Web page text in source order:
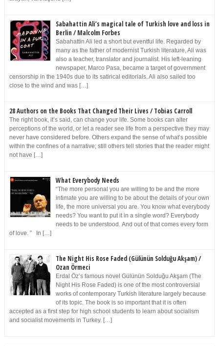
Sabahattin Ali’s magical tale of Turkish love and loss in
Berlin / Malcolm Forbes
Sabahattin Ali led a short but eventful life. Regarded by
many as the father of modernist Turkish literature, Ali was
also a teacher, translator and journalist. His left-leaning
newspaper, Marco Pasa, became a target of government
censorship in the 1940s due to its satirical editorials. Ali also sailed too
close to the wind and was […]
28 Authors on the Books That Changed Their Lives / Tobias Carroll
The right book, it’s said, can change your life. Some books can alter
perceptions of the world, or let a reader see life from a perspective they may
never have considered before. Others expand the sense of what’s possible
within the confines of a narrative; still others tell stories that the reader might
not have […]
What Everybody Needs
“The more personal you are willing to be and the more
intimate you are willing to be about the details of your own
life, the more universal you are. You know what everybody
needs? You want to put it in a single word? Everybody
needs to be understood. And out of that comes every form
of love. ” In […]
The Night His Rose Faded (Gülünün Solduğu Akşam) /
Ozan Örmeci
Erdal Öz’s famous novel Gülünün Solduğu Akşam (The
Night His Rose Faded) is one of the most controversial
works of contemporary Turkish literature largely because
of its topic. The book is so important that it is often
accepted as a first step for high school students to learn about socialism
and socialist movements in Turkey. […]